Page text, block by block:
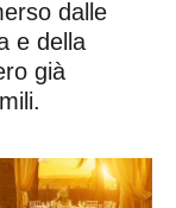
dalle
e della
già